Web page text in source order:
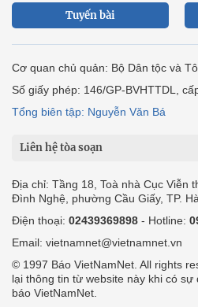
Tuyến bài
Cơ quan chủ quản: Bộ Dân tộc và
Số giấy phép: 146/GP-BVHTTDL,
Tổng biên tập: Nguyễn Văn Bá
Liên hệ tòa soạn
Địa chỉ: Tầng 18, Toà nhà Cục Viễn
Đình Nghệ, phường Cầu Giấy, TP.
Điện thoại: 02439369898 - Hotline:
Email: vietnamnet@vietnamnet.vn
© 1997 Báo VietNamNet. All rights
lại thông tin từ website này khi có sự
báo VietNamNet.